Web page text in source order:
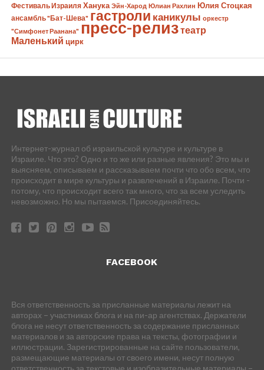
Фестиваль Израиля Ханука Эйн-Харод Юлиан Рахлин Юлия Стоцкая
ансамбль "Бат-Шева" гастроли каникулы оркестр
"Симфонет Раанана" пресс-релизтеатр
Маленький цирк
Интернет-журнал об израильской культуре и культуре в
Израиле. Что это? Одно и то же или разные явления? Это мы и
выясняем, описываем и рассказываем почти что обо всем, что
происходит в мире культуры и развлечений в Израиле. Почти -
потому, что происходит всего так много, что за всем уследить
невозможно. Но мы пытаемся. Присоединяйтесь.
FACEBOOK
Вся ответственность за присланные материалы лежит на
авторах – участниках блога и на пи-ар агентствах. Держатели
блога не несут ответственность за содержание присланных
материалов и за авторские права на тексты, фотографии и
иллюстрации. Зарегистрированные на сайте пользователи,
размещающие материалы от своего имени, несут полную
ответственность за текстовые и изобразительные материалы –